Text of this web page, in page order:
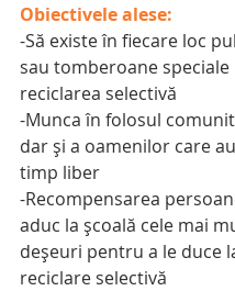
Obiectivele alese:
-Să existe în fiecare loc
sau tomberoane
reciclarea selectivă
-Munca în folosul
dar şi a oamenilor care
timp liber
-Recompensarea
aduc la şcoală cele mai
deşeuri pentru a le duce
reciclare selectivă